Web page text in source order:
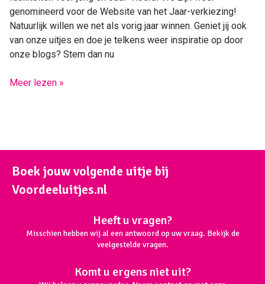
genomineerd voor de Website van het Jaar-verkiezing!
Natuurlijk willen we net als vorig jaar winnen. Geniet jij ook
van onze uitjes en doe je telkens weer inspiratie op door
onze blogs? Stem dan nu
Meer lezen »
Boek jouw volgende uitje bij
Voordeeluitjes.nl
Heeft u vragen?
Misschien hebben wij al een antwoord op uw vraag. Bekijk de
veelgestelde vragen.
Komt u ergens niet uit?